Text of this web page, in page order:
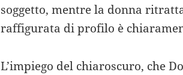
soggetto, mentre la donna
raffigurata di profilo è
L’impiego del chiaroscuro, che